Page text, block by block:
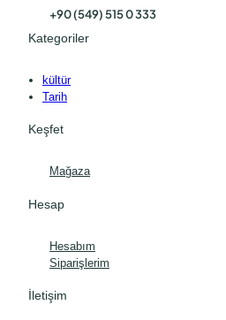
+90 (549) 515 0 333
Kategoriler
kültür
Tarih
Keşfet
Mağaza
Hesap
Hesabım
Siparişlerim
İletişim